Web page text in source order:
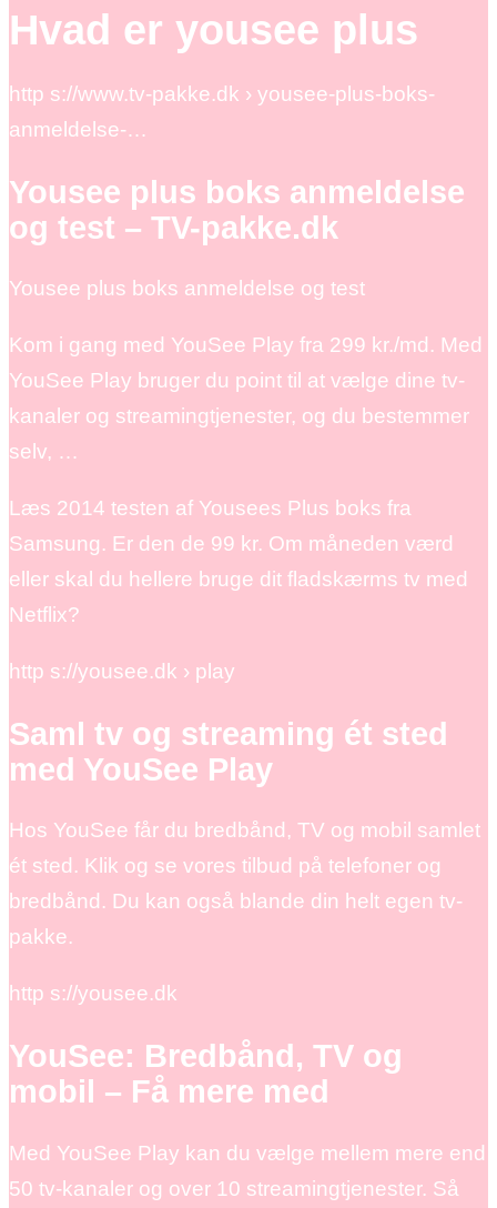
Hvad er yousee plus
http s://www.tv-pakke.dk › yousee-plus-boks-
anmeldelse-…
Yousee plus boks anmeldelse
og test – TV-pakke.dk
Yousee plus boks anmeldelse og test
Kom i gang med YouSee Play fra 299 kr./md. Med
YouSee Play bruger du point til at vælge dine tv-
kanaler og streamingtjenester, og du bestemmer
selv, …
Læs 2014 testen af Yousees Plus boks fra
Samsung. Er den de 99 kr. Om måneden værd
eller skal du hellere bruge dit fladskærms tv med
Netflix?
http s://yousee.dk › play
Saml tv og streaming ét sted
med YouSee Play
Hos YouSee får du bredbånd, TV og mobil samlet
ét sted. Klik og se vores tilbud på telefoner og
bredbånd. Du kan også blande din helt egen tv-
pakke.
http s://yousee.dk
YouSee: Bredbånd, TV og
mobil – Få mere med
Med YouSee Play kan du vælge mellem mere end
50 tv-kanaler og over 10 streamingtjenester. Så